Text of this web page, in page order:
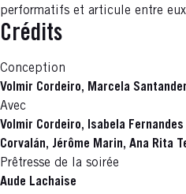
performatifs et articule entre
Crédits
Conception
Volmir Cordeiro, Marcela
Avec
Volmir Cordeiro, Isabela
Corvalán, Jérôme Marin, Ana Rita
Prêtresse de la soirée
Aude Lachaise